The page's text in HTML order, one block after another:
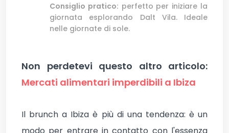
Consiglio pratico: perfetto per iniziare la
giornata esplorando Dalt Vila. Ideale
nelle giornate di sole.
Non perdetevi questo altro articolo:
Mercati alimentari imperdibili a Ibiza
Il brunch a Ibiza è più di una tendenza: è un
modo per entrare in contatto con l'essenza